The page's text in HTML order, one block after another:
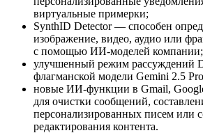
виртуальные примерки;
SynthID Detector — способен
изображение, видео, аудио или
с помощью ИИ-моделей компании;
улучшенный режим рассуждений
флагманской модели Gemini 2.5
новые ИИ-функции в Gmail,
для очистки сообщений,
персонализированных писем или
редактирования контента.